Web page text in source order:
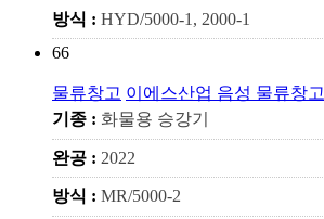
방식 : HYD/5000-1, 2000-1
66
물류창고 이에스산업 음성 물류창고
기종 : 화물용 승강기
완공 : 2022
방식 : MR/5000-2